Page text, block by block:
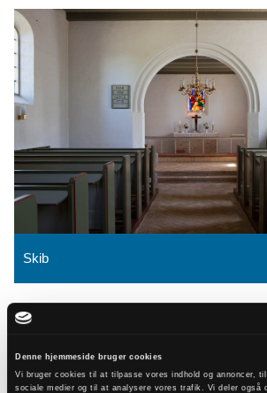
Denne hjemmeside bruger cookies
Vi bruger cookies til at tilpasse vores indhold og annoncer,
sociale medier og til at analysere vores trafik. Vi deler også
Skib